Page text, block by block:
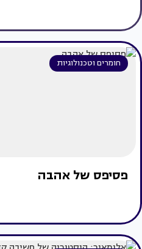
חומרים וטכנולוגיות
פסיפס של אהבה